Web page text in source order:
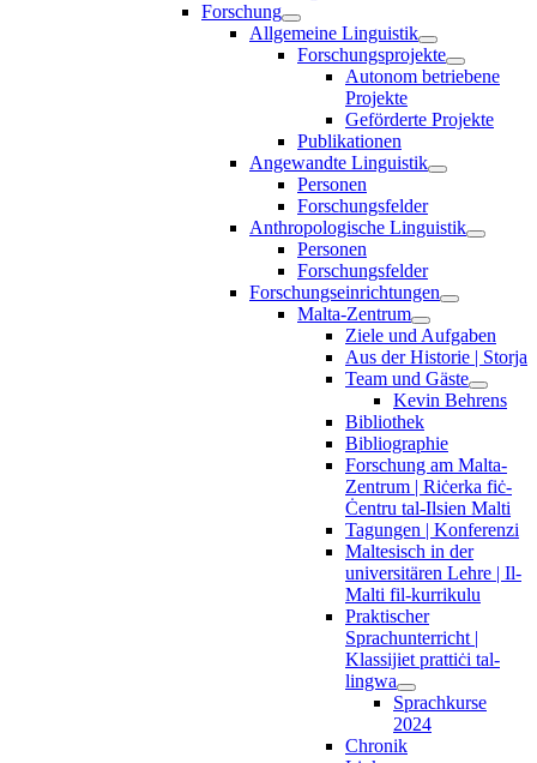
Forschung
Allgemeine Linguistik
Forschungsprojekte
Autonom betriebene
Projekte
Geförderte Projekte
Publikationen
Angewandte Linguistik
Personen
Forschungsfelder
Anthropologische Linguistik
Personen
Forschungsfelder
Forschungseinrichtungen
Malta-Zentrum
Ziele und Aufgaben
Aus der Historie | Storja
Team und Gäste
Kevin Behrens
Bibliothek
Bibliographie
Forschung am Malta-
Zentrum | Riċerka fiċ-
Ċentru tal-Ilsien Malti
Tagungen | Konferenzi
Maltesisch in der
universitären Lehre | Il-
Malti fil-kurrikulu
Praktischer
Sprachunterricht |
Klassijiet prattiċi tal-
lingwa
Sprachkurse
2024
Chronik